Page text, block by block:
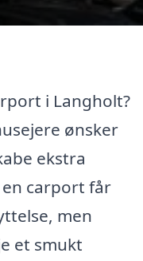
i Langholt?
ønsker
ekstra
carport får
men
et smukt